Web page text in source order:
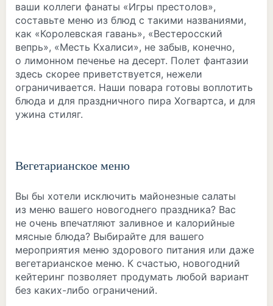
ваши коллеги фанаты «Игры престолов»,
составьте меню из блюд с такими названиями,
как «Королевская гавань», «Вестеросский
вепрь», «Месть Кхалиси», не забыв, конечно,
о лимонном печенье на десерт. Полет фантазии
здесь скорее приветствуется, нежели
ограничивается. Наши повара готовы воплотить
блюда и для праздничного пира Хогвартса, и для
ужина стиляг.
Вегетарианское меню
Вы бы хотели исключить майонезные салаты
из меню вашего новогоднего праздника? Вас
не очень впечатляют заливное и калорийные
мясные блюда? Выбирайте для вашего
мероприятия меню здорового питания или даже
вегетарианское меню. К счастью, новогодний
кейтеринг позволяет продумать любой вариант
без каких-либо ограничений.